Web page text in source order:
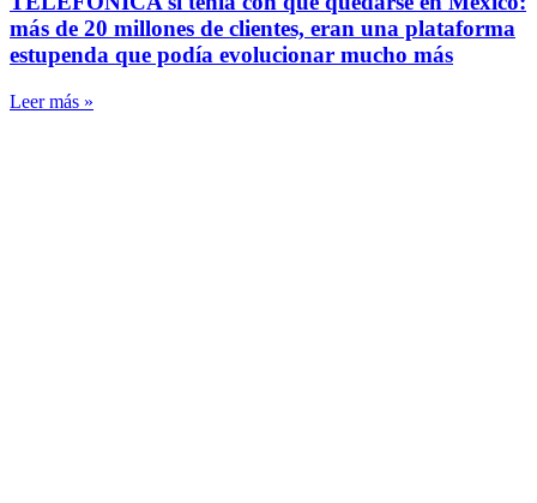
más de 20 millones de clientes, eran una plataforma
estupenda que podía evolucionar mucho más
Leer más »